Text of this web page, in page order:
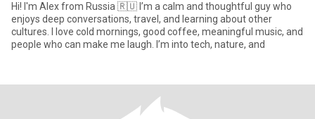
Hi! I'm Alex from Russia 🇷🇺 I’m a calm and thoughtful guy who
enjoys deep conversations, travel, and learning about other
cultures. I love cold mornings, good coffee, meaningful music, and
people who can make me laugh. I’m into tech, nature, and